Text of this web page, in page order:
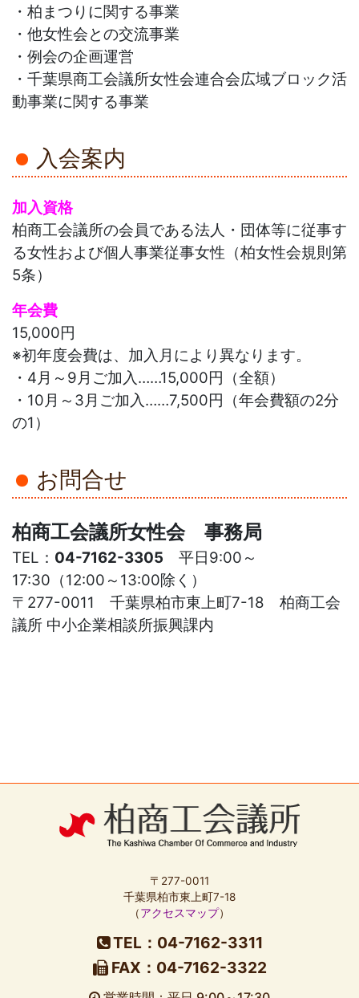
・柏まつりに関する事業
・他女性会との交流事業
・例会の企画運営
・千葉県商工会議所女性会連合会広域ブロック活
動事業に関する事業
入会案内
加入資格
柏商工会議所の会員である法人・団体等に従事す
る女性および個人事業従事女性（柏女性会規則第
5条）
年会費
15,000円
※初年度会費は、加入月により異なります。
・4月～9月ご加入……15,000円（全額）
・10月～3月ご加入……7,500円（年会費額の2分
の1）
お問合せ
柏商工会議所女性会 事務局
TEL： 04-7162-3305 平日9:00～
17:30（12:00～13:00除く）
〒277-0011 千葉県柏市東上町7-18 柏商工会
議所 中小企業相談所振興課内
〒277-0011
千葉県柏市東上町7-18
（アクセスマップ）
TEL：04-7162-3311
FAX：04-7162-3322